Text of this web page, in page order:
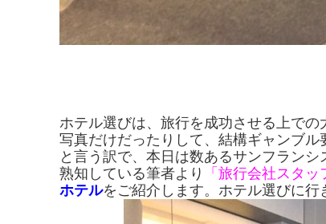
ホテル選びは、旅行を成功させる上で
写真だけだったりして、結構ギャンブル
と言う訳で、本日は数あるサンフラン
熟知している筆者より
「旅行会社スタ
ホテルをご紹介します。ホテル選びに行